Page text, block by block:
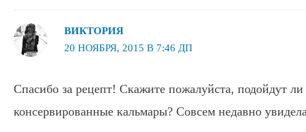
ВИКТОРИЯ
20 НОЯБРЯ, 2015 В 7:46 ДП
Спасибо за рецепт! Скажите пожалуйста, подойдут ли
консервированные кальмары? Совсем недавно